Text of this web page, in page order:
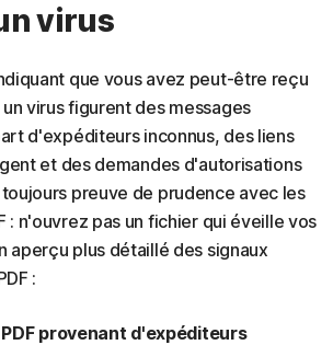
virus
que vous avez peut-être reçu
virus figurent des messages
d'expéditeurs inconnus, des liens
et des demandes d'autorisations
preuve de prudence avec les
: n'ouvrez pas un fichier qui éveille vos
aperçu plus détaillé des signaux
:
provenant d'expéditeurs